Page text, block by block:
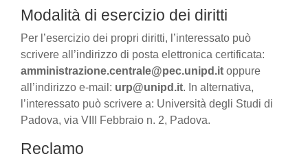
Modalità di esercizio dei diritti
Per l’esercizio dei propri diritti, l’interessato può
scrivere all’indirizzo di posta elettronica certificata:
amministrazione.centrale@pec.unipd.it oppure
all’indirizzo e-mail: urp@unipd.it. In alternativa,
l’interessato può scrivere a: Università degli Studi di
Padova, via VIII Febbraio n. 2, Padova.
Reclamo